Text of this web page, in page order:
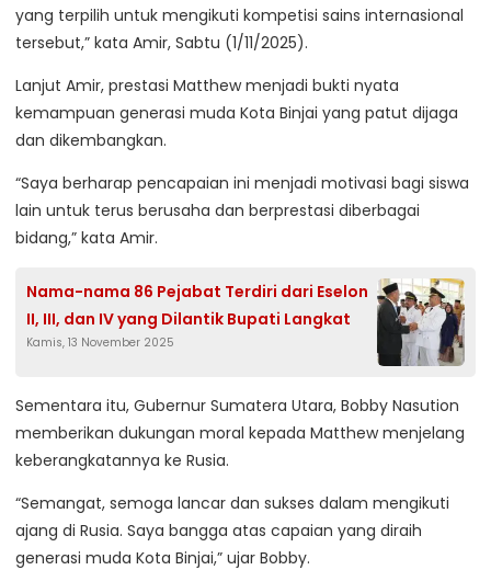
yang terpilih untuk mengikuti kompetisi sains internasional
tersebut,” kata Amir, Sabtu (1/11/2025).
Lanjut Amir, prestasi Matthew menjadi bukti nyata
kemampuan generasi muda Kota Binjai yang patut dijaga
dan dikembangkan.
“Saya berharap pencapaian ini menjadi motivasi bagi siswa
lain untuk terus berusaha dan berprestasi diberbagai
bidang,” kata Amir.
Nama-nama 86 Pejabat Terdiri dari Eselon
II, III, dan IV yang Dilantik Bupati Langkat
Kamis, 13 November 2025
Sementara itu, Gubernur Sumatera Utara, Bobby Nasution
memberikan dukungan moral kepada Matthew menjelang
keberangkatannya ke Rusia.
“Semangat, semoga lancar dan sukses dalam mengikuti
ajang di Rusia. Saya bangga atas capaian yang diraih
generasi muda Kota Binjai,” ujar Bobby.